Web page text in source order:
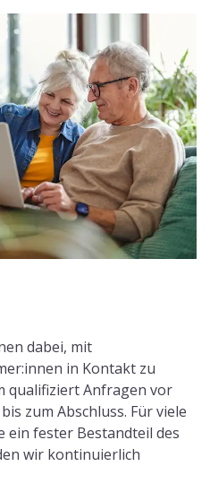
dabei, mit
in Kontakt zu
qualifiziert Anfragen vor
zum Abschluss. Für viele
fester Bestandteil des
wir kontinuierlich